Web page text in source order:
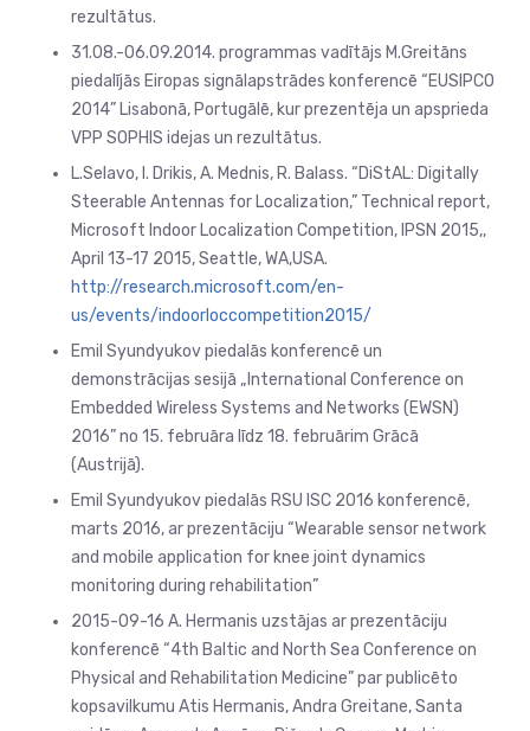
rezultātus.
31.08.-06.09.2014. programmas vadītājs M.Greitāns
piedalījās Eiropas signālapstrādes konferencē “EUSIPCO
2014” Lisabonā, Portugālē, kur prezentēja un apsprieda
VPP SOPHIS idejas un rezultātus.
L.Selavo, I. Drikis, A. Mednis, R. Balass. “DiStAL: Digitally
Steerable Antennas for Localization,” Technical report,
Microsoft Indoor Localization Competition, IPSN 2015,,
April 13-17 2015, Seattle, WA,USA.
http://research.microsoft.com/en-
us/events/indoorloccompetition2015/
Emil Syundyukov piedalās konferencē un
demonstrācijas sesijā „International Conference on
Embedded Wireless Systems and Networks (EWSN)
2016” no 15. februāra līdz 18. februārim Grācā
(Austrijā).
Emil Syundyukov piedalās RSU ISC 2016 konferencē,
marts 2016, ar prezentāciju “Wearable sensor network
and mobile application for knee joint dynamics
monitoring during rehabilitation”
2015-09-16 A. Hermanis uzstājas ar prezentāciju
konferencē “4th Baltic and North Sea Conference on
Physical and Rehabilitation Medicine” par publicēto
kopsavilkumu Atis Hermanis, Andra Greitane, Santa